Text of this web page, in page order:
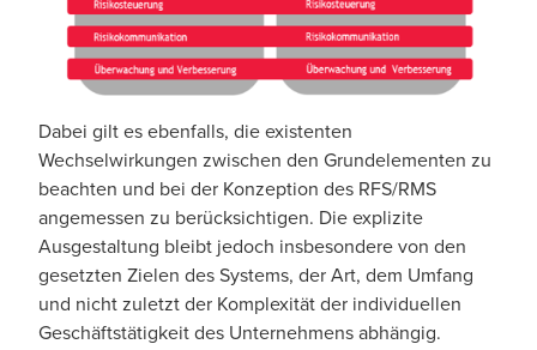
Dabei gilt es ebenfalls, die existenten
Wechselwirkungen zwischen den Grundelementen zu
beachten und bei der Konzeption des RFS/RMS
angemessen zu berücksichtigen. Die explizite
Ausgestaltung bleibt jedoch insbesondere von den
gesetzten Zielen des Systems, der Art, dem Umfang
und nicht zuletzt der Komplexität der individuellen
Geschäftstätigkeit des Unternehmens abhängig.